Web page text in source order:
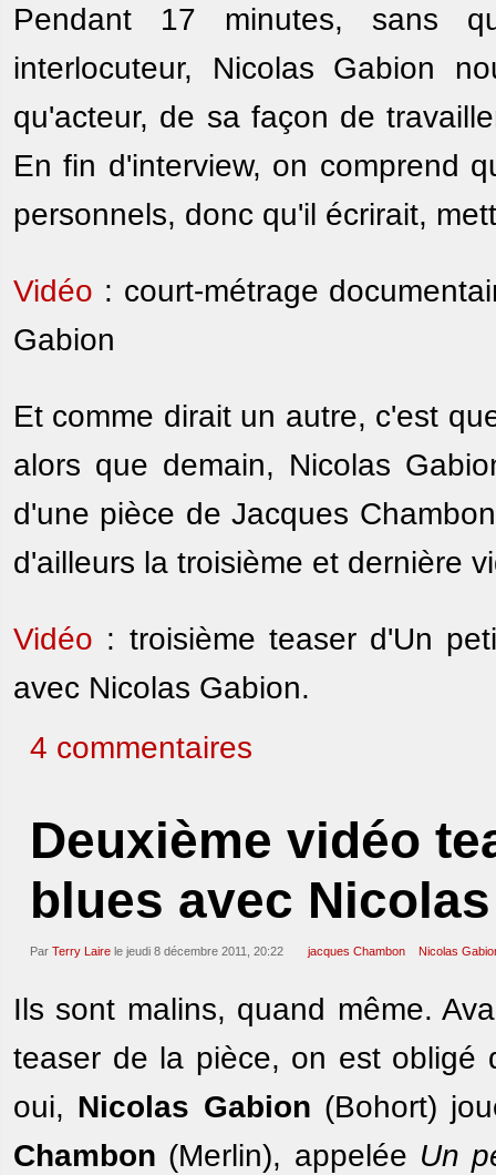
Pendant 17 minutes, sans
interlocuteur, Nicolas Gabion
qu'acteur, de sa façon de
En fin d'interview, on comprend
personnels, donc qu'il écrirait,
Vidéo : court-métrage
Gabion
Et comme dirait un autre, c'est
alors que demain, Nicolas
d'une pièce de Jacques
d'ailleurs la troisième et dernière
Vidéo : troisième teaser d'Un
avec Nicolas Gabion.
4 commentaires
Deuxième vidéo
blues avec
Par Terry Laire le jeudi 8 décembre 2011, 20:22 jacques Chambon Nicolas
Ils sont malins, quand même.
teaser de la pièce, on est obligé
oui, Nicolas Gabion (Bohort)
Chambon (Merlin), appelée Un